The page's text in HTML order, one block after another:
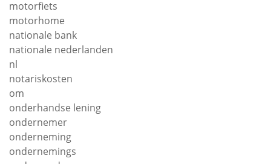
motorfiets
motorhome
nationale bank
nationale nederlanden
nl
notariskosten
om
onderhandse lening
ondernemer
onderneming
ondernemings